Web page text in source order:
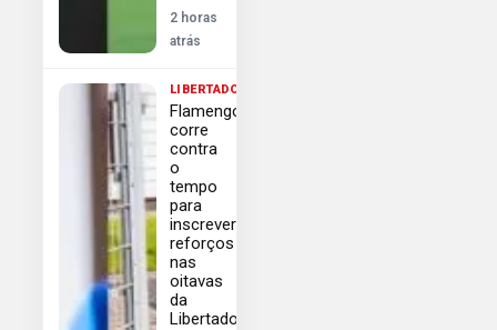
2 horas
atrás
LIBERTADORES
Flamengo
corre
contra
o
tempo
para
inscrever
reforços
nas
oitavas
da
Libertadores